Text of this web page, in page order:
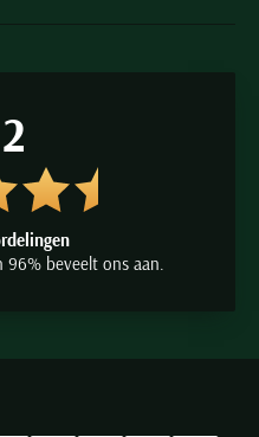
96% beveelt ons aan.